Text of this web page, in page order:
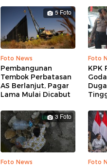
5 Foto
Foto News
Pembangunan
Tembok Perbatasan
AS Berlanjut, Pagar
Lama Mulai Dicabut
Foto
KPK
3 Foto
Foto News Foto